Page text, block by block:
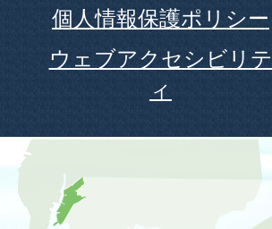
個人情報保護ポリシー
ウェブアクセシビリテ
ィ